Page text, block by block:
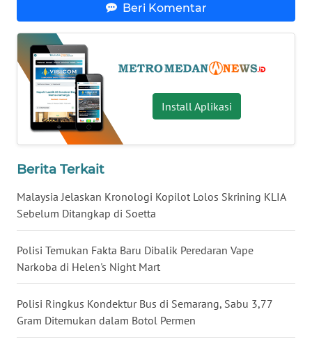
Beri Komentar
Install Aplikasi
Berita Terkait
Malaysia Jelaskan Kronologi Kopilot Lolos Skrining KLIA
Sebelum Ditangkap di Soetta
Polisi Temukan Fakta Baru Dibalik Peredaran Vape
Narkoba di Helen's Night Mart
Polisi Ringkus Kondektur Bus di Semarang, Sabu 3,77
Gram Ditemukan dalam Botol Permen
WN
KALSEL
WN
KALTIM
WN
SULSEL
WN
GORONTALO
WN
SULUT
WN
MALUKU